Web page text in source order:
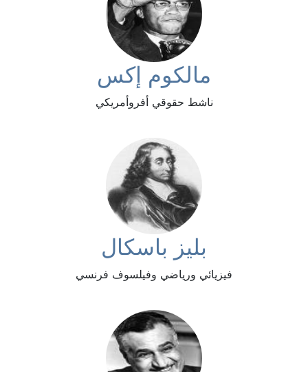
مالكوم إكس
ناشط حقوقي أفروأمريكي
بليز باسكال
فيزيائي ورياضي وفيلسوف فرنسي